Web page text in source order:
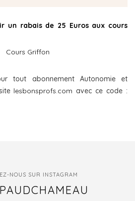
un rabais de 25 Euros aux cours
tout abonnement Autonomie et
lesbonsprofs.com avec ce code :
NOUS SUR INSTAGRAM